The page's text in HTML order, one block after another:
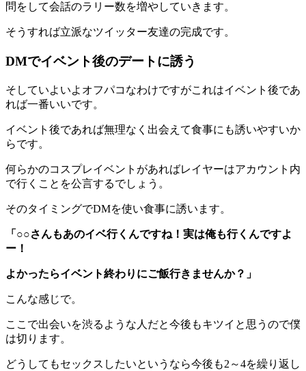
問をして会話のラリー数を増やしていきます。
そうすれば立派なツイッター友達の完成です。
DMでイベント後のデートに誘う
そしていよいよオフパコなわけですがこれはイベント後であ
れば一番いいです。
イベント後であれば無理なく出会えて食事にも誘いやすいか
らです。
何らかのコスプレイベントがあればレイヤーはアカウント内
で行くことを公言するでしょう。
そのタイミングでDMを使い食事に誘います。
「○○さんもあのイベ行くんですね！実は俺も行くんですよ
ー！
よかったらイベント終わりにご飯行きませんか？」
こんな感じで。
ここで出会いを渋るような人だと今後もキツイと思うので僕
は切ります。
どうしてもセックスしたいというなら今後も2～4を繰り返し